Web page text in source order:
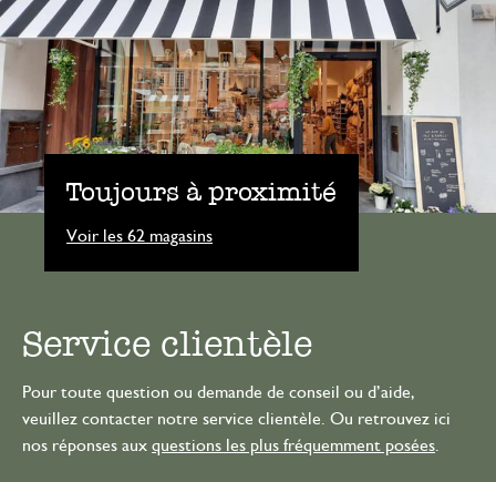
Toujours à proximité
Voir les 62 magasins
Service clientèle
Pour toute question ou demande de conseil ou d’aide,
veuillez contacter notre service clientèle. Ou retrouvez ici
nos réponses aux questions les plus fréquemment posées